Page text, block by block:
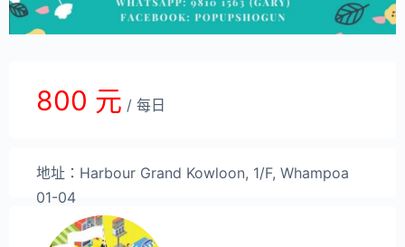
800 元 / 每日
地址：Harbour Grand Kowloon, 1/F, Whampoa
01-04